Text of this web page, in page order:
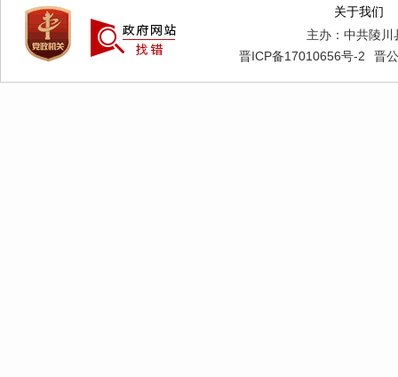
度，落
首报意
警预报
关于我们
主办：中共陵
晋ICP备17010656号-2
晋